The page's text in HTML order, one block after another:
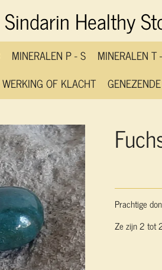
Sindarin Healthy
MINERALEN P - S MINERALEN T
OF KLACHT
Prachtige
Ze zijn 2 tot